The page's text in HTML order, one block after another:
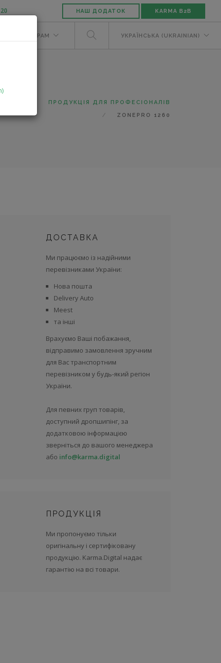
НАШ ДОДАТОК KARMA B2B
ДИЛЕРАМ УКРАЇНСЬКА (UKRAINIAN)
ПРОДУКЦІЯ ДЛЯ ПРОФЕСІОНАЛІВ
ZONEPRO 1260
ДОСТАВКА
Ми працюємо із надійними
перевізниками України:
Нова пошта
Delivery Auto
Meest
та інші
Врахуємо Ваші побажання,
відправимо замовлення зручним
для Вас транспортним
перевізником у будь-який регіон
України.
Для певних груп товарів,
доступний дропшипінг, за
додатковою інформацією
зверніться до вашого менеджера
або info@karma.digital
ПРОДУКЦІЯ
Ми пропонуємо тільки
оригінальну і сертифіковану
продукцію. Karma.Digital надає
гарантію на всі товари.